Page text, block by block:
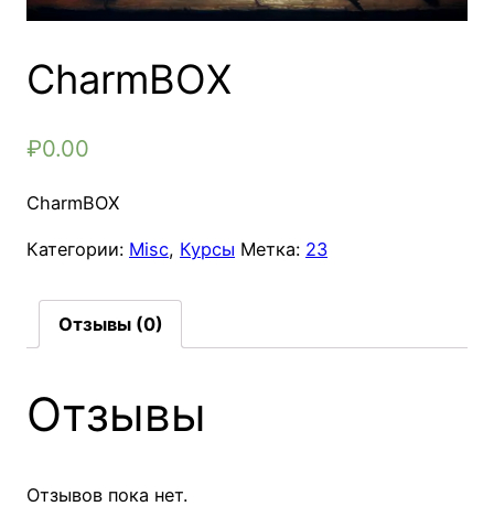
CharmBOX
₽0.00
CharmBOX
Категории: Misc, Курсы Метка: 23
Отзывы (0)
Отзывы
Отзывов пока нет.